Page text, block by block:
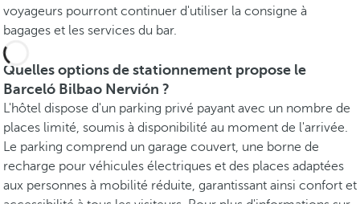
voyageurs pourront continuer d'utiliser la consigne à
bagages et les services du bar.
Quelles options de stationnement propose le
Barceló Bilbao Nervión ?
L'hôtel dispose d'un parking privé payant avec un nombre de
places limité, soumis à disponibilité au moment de l'arrivée.
Le parking comprend un garage couvert, une borne de
recharge pour véhicules électriques et des places adaptées
aux personnes à mobilité réduite, garantissant ainsi confort et